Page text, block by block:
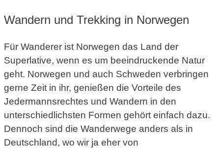
Wandern und Trekking in Norwegen
Für Wanderer ist Norwegen das Land der
Superlative, wenn es um beeindruckende Natur
geht. Norwegen und auch Schweden verbringen
gerne Zeit in ihr, genießen die Vorteile des
Jedermannsrechtes und Wandern in den
unterschiedlichsten Formen gehört einfach dazu.
Dennoch sind die Wanderwege anders als in
Deutschland, wo wir ja eher von